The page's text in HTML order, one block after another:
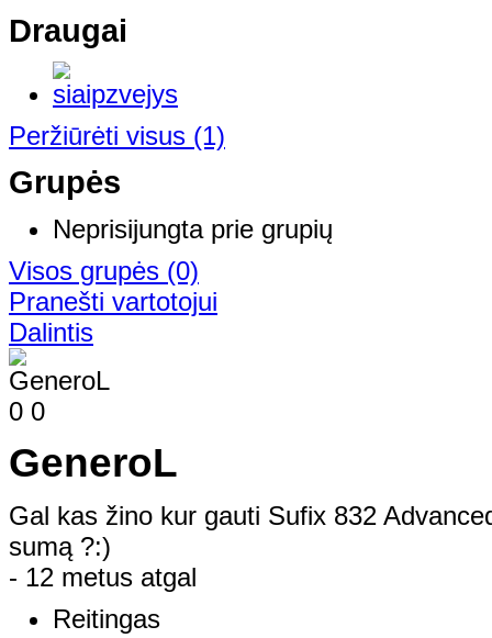
Draugai
Peržiūrėti visus (1)
Grupės
Neprisijungta prie grupių
Visos grupės (0)
Pranešti vartotojui
Dalintis
0 0
GeneroL
Gal kas žino kur gauti Sufix 832
sumą ?:)
- 12 metus atgal
Reitingas